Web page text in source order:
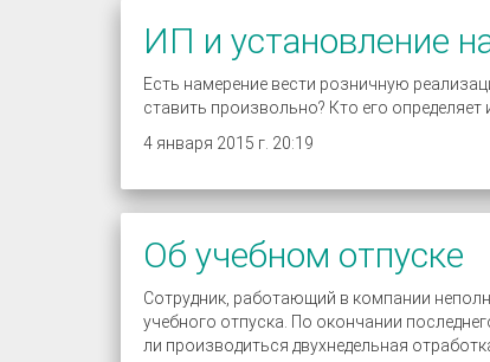
ИП и установление
Есть намерение вести розничную
ставить произвольно? Кто его
4 января 2015 г. 20:19
Об учебном отпуске
Сотрудник, работающий в компании
учебного отпуска. По окончании
ли производиться двухнедельная